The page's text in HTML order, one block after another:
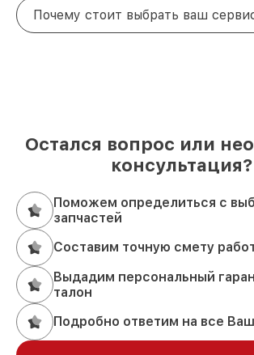
Почему стоит выбрать ваш
Остался вопрос или
консультация?
Поможем определиться с
запчастей
Составим точную смету
Выдадим персональный
талон
Подробно ответим на все